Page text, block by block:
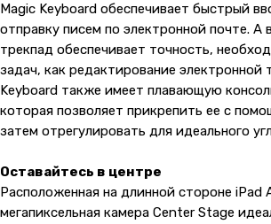
Magic Keyboard обеспечивает быстрый
отправку писем по электронной почте. А
трекпад обеспечивает точность,
задач, как редактирование электронной
Keyboard также имеет плавающую
которая позволяет прикрепить ее с
затем отрегулировать для идеального
Оставайтесь в центре
Расположенная на длинной стороне iPad
мегапиксельная камера Center Stage